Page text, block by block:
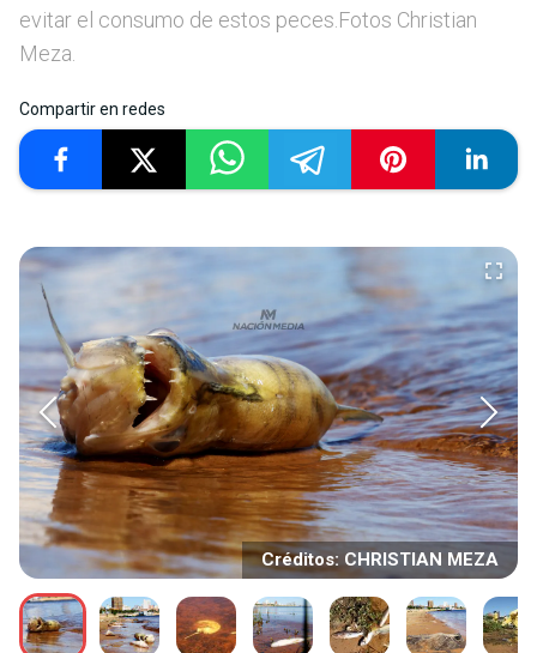
evitar el consumo de estos peces.Fotos Christian
Meza.
Compartir en redes
Créditos: CHRISTIAN MEZA